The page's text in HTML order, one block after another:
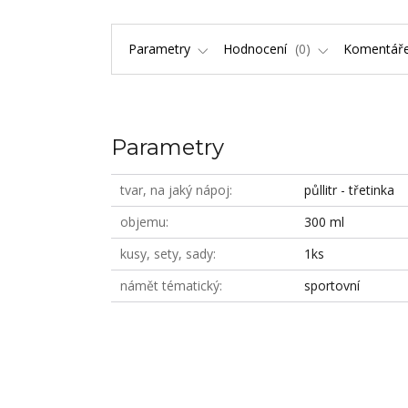
Parametry Hodnocení 0
Parametry
tvar, na jaký nápoj
půllitr - třetinka
objemu
300 ml
kusy, sety, sady
1ks
námět tématický
sportovní